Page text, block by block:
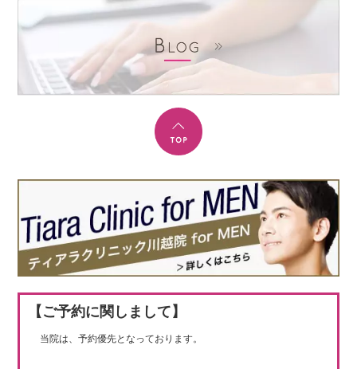
【ご予約に関しまして】
当院は、予約優先となっております。